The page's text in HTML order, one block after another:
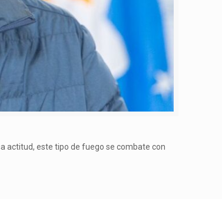
actitud, este tipo de fuego se combate con